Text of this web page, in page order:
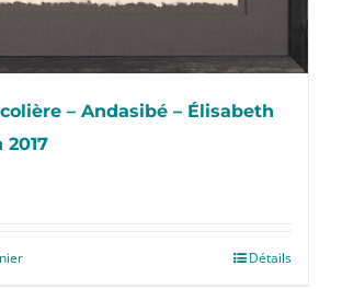
– Andasibé – Élisabeth
Détails